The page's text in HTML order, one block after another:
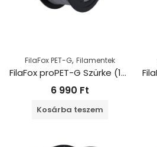
FilaFox PET-G, Filamentek
FilaFox proPET-G Szürke (1000g / 1,75mm)
6 990 Ft
Kosárba teszem